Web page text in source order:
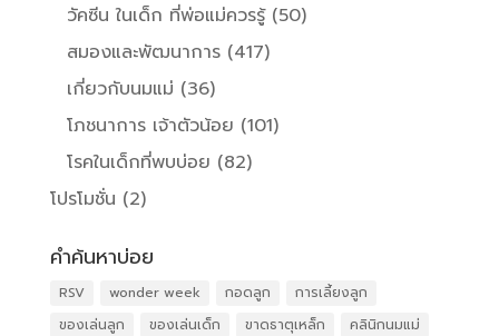
วัคซีน ในเด็ก ที่พ่อแม่ควรรู้(50)
สมองและพัฒนาการ(417)
เกี่ยวกับนมแม่ (36)
โภชนาการ เจ้าตัวน้อย (101)
โรคในเด็กที่พบบ่อย (82)
โปรโมชั่น (2)
คำค้นหาบ่อย
RSV wonder week กอดลูก
การเลี้ยงลูก
ของเล่นลูก
ของเล่นเด็ก ขาดธาตุเหล็ก
คลินิกนมแม่